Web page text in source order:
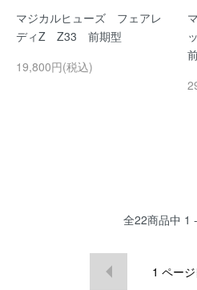
マジカルヒューズ フェアレ
ディZ Z33 前期型
19,800円(税込)
全22商品中 1
1 ページ